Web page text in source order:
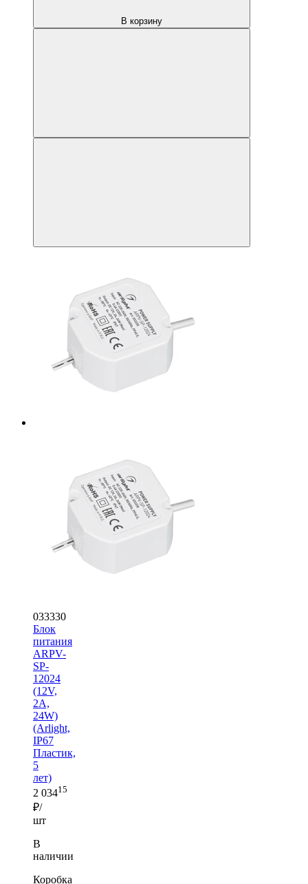
В корзину
033330
Блок
питания
ARPV-
SP-
12024
(12V,
2A,
24W)
(Arlight,
IP67
Пластик,
5
лет)
2 03415
₽/
шт
В
наличии
Коробка